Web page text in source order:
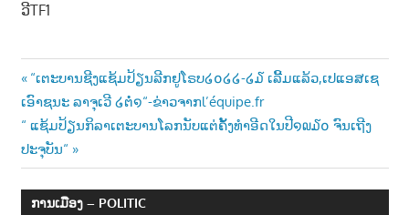
ວີTF1
Post
navigation
Previous
Post:
“ເຕະບານຊີງແຊ້ມປ້ຽນລີກຢູໂຣບ໒໐໒໒-໒໓ ເລີ້ມແລ້ວ,ເປແອສເຊ
ເອົາຊນະ ລາຈຸເວີ ໒ຕໍ່໑“-ຂ່າວຈາກl’équipe.fr
Next
Post:
“ ແຊ້ມປ້ຽນກິລາເຕະບານໂລກນັບແຕ່ຄັ້ງທຳອີດໃນປີ໑໙໓໐ ຈົນເຖີງ
ປະຈຸບັນ“
ການເມືອງ – POLITIC